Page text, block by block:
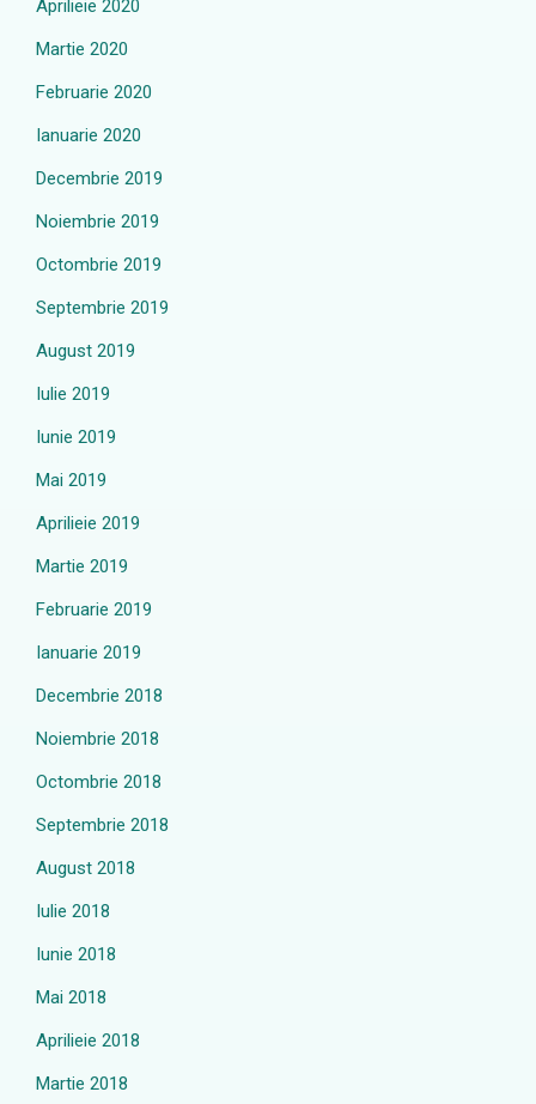
Aprilieie 2020
Martie 2020
Februarie 2020
Ianuarie 2020
Decembrie 2019
Noiembrie 2019
Octombrie 2019
Septembrie 2019
August 2019
Iulie 2019
Iunie 2019
Mai 2019
Aprilieie 2019
Martie 2019
Februarie 2019
Ianuarie 2019
Decembrie 2018
Noiembrie 2018
Octombrie 2018
Septembrie 2018
August 2018
Iulie 2018
Iunie 2018
Mai 2018
Aprilieie 2018
Martie 2018